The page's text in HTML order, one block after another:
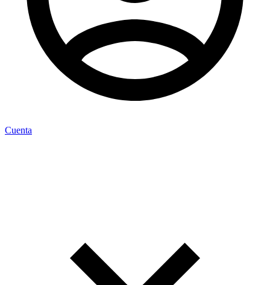
Cuenta